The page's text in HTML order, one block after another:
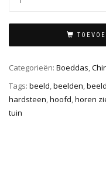
Categorieën: Boeddas,
Tags: beeld,beelden,
hardsteen,hoofd,horen
tuin